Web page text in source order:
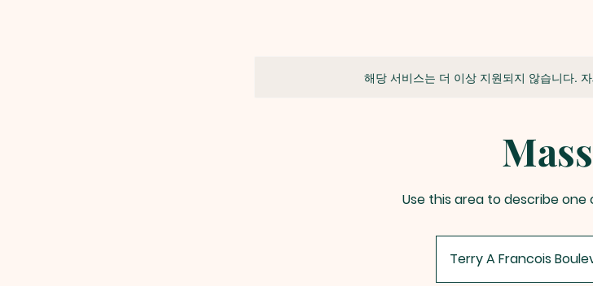
해당 서비스는 더 이상 지원되지 않습니다.
Mass
Use this area to describe one
Terry A Francois